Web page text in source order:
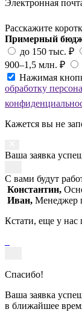
Электронная
Расскажите
Примерный
до 150 тыс. ₽
900–1,5 млн. ₽
Нажимая
обработку
Кажется вы не
Ваша заявка
С вами будут
Константин,
Иван, Менеджер
Кстати, еще у нас
Спасибо!
Ваша заявка
в ближайшее